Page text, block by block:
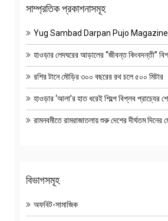
সাম্প্রতিক প্রকাশনাসমূহ
Yug Sambad Darpan Pujo
হাওড়ার লেদঘরের আড়ালের “জীবন্ত কিংবদন্তী”
রশির টানে মৌড়ির ৩০০ বছরের রথ চলে ৫০০ মিটার
হাওড়ার ‘আলা’র হাত ধরেই শিল্পে বিপ্লব প্রাচ্যের
রামনবমীতে রামরাজাতলায় শুরু দেশের দীর্ঘতম দিনের
বিভাগসমূহ
অফবিট-সামাজিক